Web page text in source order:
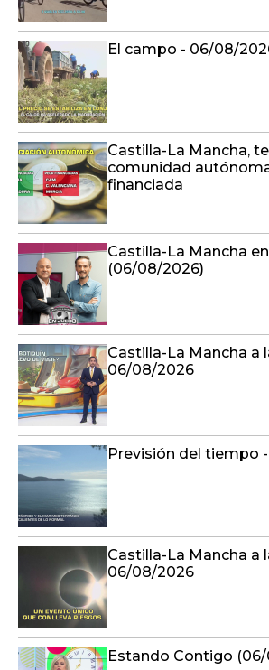
El campo - 06/08/
Castilla-La Mancha,
comunidad
financiada
Castilla-La Mancha
(06/08/2026)
Castilla-La Mancha a
06/08/2026
Previsión del tiempo
Castilla-La Mancha a
06/08/2026
Estando Contigo